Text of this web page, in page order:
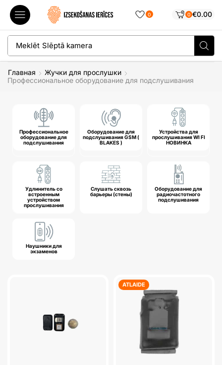
0 0 €0.00
Meklēt Slēptā kamera
Главная
Жучки для прослушки
Профессиональное оборудование для подслушивания
Профессиональное
оборудование для
подслушивания
Оборудование для
подслушивания GSM (
BLAKES )
Устройства для
прослушивания WI FI
НОВИНКА
Удлинитель со
встроенным
устройством
прослушивания
Слушать сквозь
барьеры (стены)
Оборудование для
радиочастотного
подслушивания
Наушники для
экзаменов
ATLAIDE